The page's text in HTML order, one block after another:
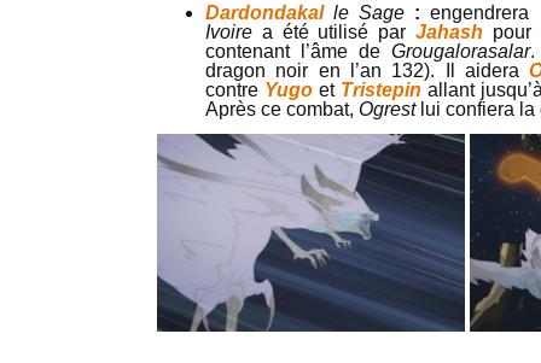
Dardondakal le Sage :
Ivoire a été utilisé parJahash
contenant l’âme deGrougalorasalar.
dragon noir en l’an 132). Il aidera
contre Yugo et Tristepin allant
Après ce combat, Ogrestlui confiera la